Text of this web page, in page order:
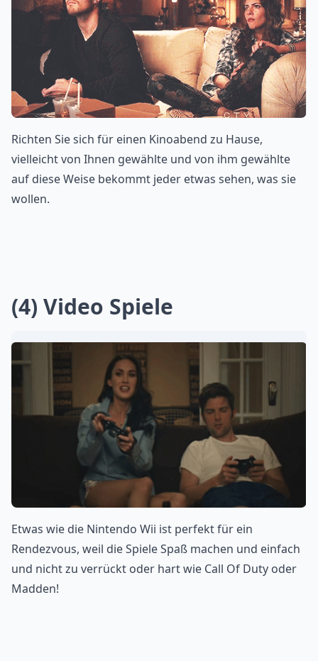
Richten Sie sich für einen Kinoabend zu Hause,
vielleicht von Ihnen gewählte und von ihm gewählte
auf diese Weise bekommt jeder etwas sehen, was sie
wollen.
(4) Video Spiele
Etwas wie die Nintendo Wii ist perfekt für ein
Rendezvous, weil die Spiele Spaß machen und einfach
und nicht zu verrückt oder hart wie Call Of Duty oder
Madden!